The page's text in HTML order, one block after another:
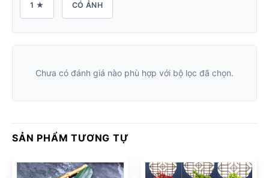
1 ★ CÓ ẢNH
Chưa có đánh giá nào phù hợp với bộ lọc đã chọn.
SẢN PHẨM TƯƠNG TỰ